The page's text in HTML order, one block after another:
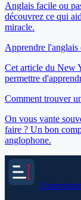
Anglais facile ou
découvrez ce qui
miracle.
Apprendre
Cet article du New
permettre
Comment trouver
On vous vante
faire ? Un bon
anglophone.
Expression